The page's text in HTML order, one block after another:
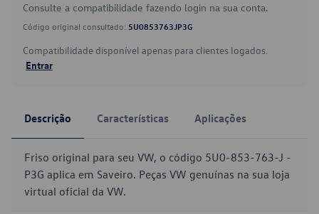
Consulte a compatibilidade fazendo login na sua conta.
Código original consultado: 5U0853763JP3G
Compatibilidade disponível apenas para clientes logados.
Entrar
Descrição Características Aplicações
Friso original para seu VW, o código 5U0-853-763-J -
P3G aplica em Saveiro. Peças VW genuínas na sua loja
virtual oficial da VW.